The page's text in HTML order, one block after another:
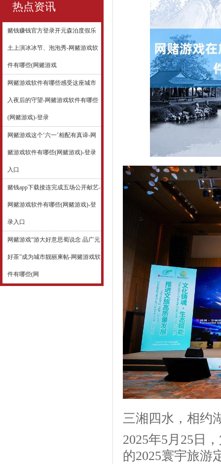
热点资讯
赌钱赚钱官方登录开元森泊度假乐
土上演冰冰节、泡泡秀-网赌游戏软
件有哪些(网赌游戏
网赌游戏软件有哪些感受这座城市
入夜后的守望-网赌游戏软件有哪些
(网赌游戏)-登录
网赌游戏这个‘六一’相配有真谛-网
赌游戏软件有哪些(网赌游戏)-登录
入口
赌钱app下载接连完成五场公开献艺-
网赌游戏软件有哪些(网赌游戏)-登
录入口
网赌游戏“游大好意思蜀说念 品广元
好茶”成为城市靓丽柬帖-网赌游戏软
件有哪些(网
三湘四水，相约
2025年5月25日
的2025寰宇旅游